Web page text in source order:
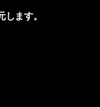
ます。